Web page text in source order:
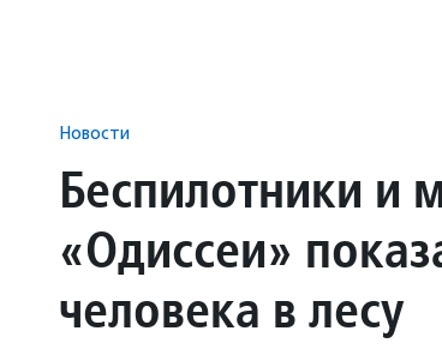
Новости
Беспилотники и
«Одиссеи»
человека в лесу